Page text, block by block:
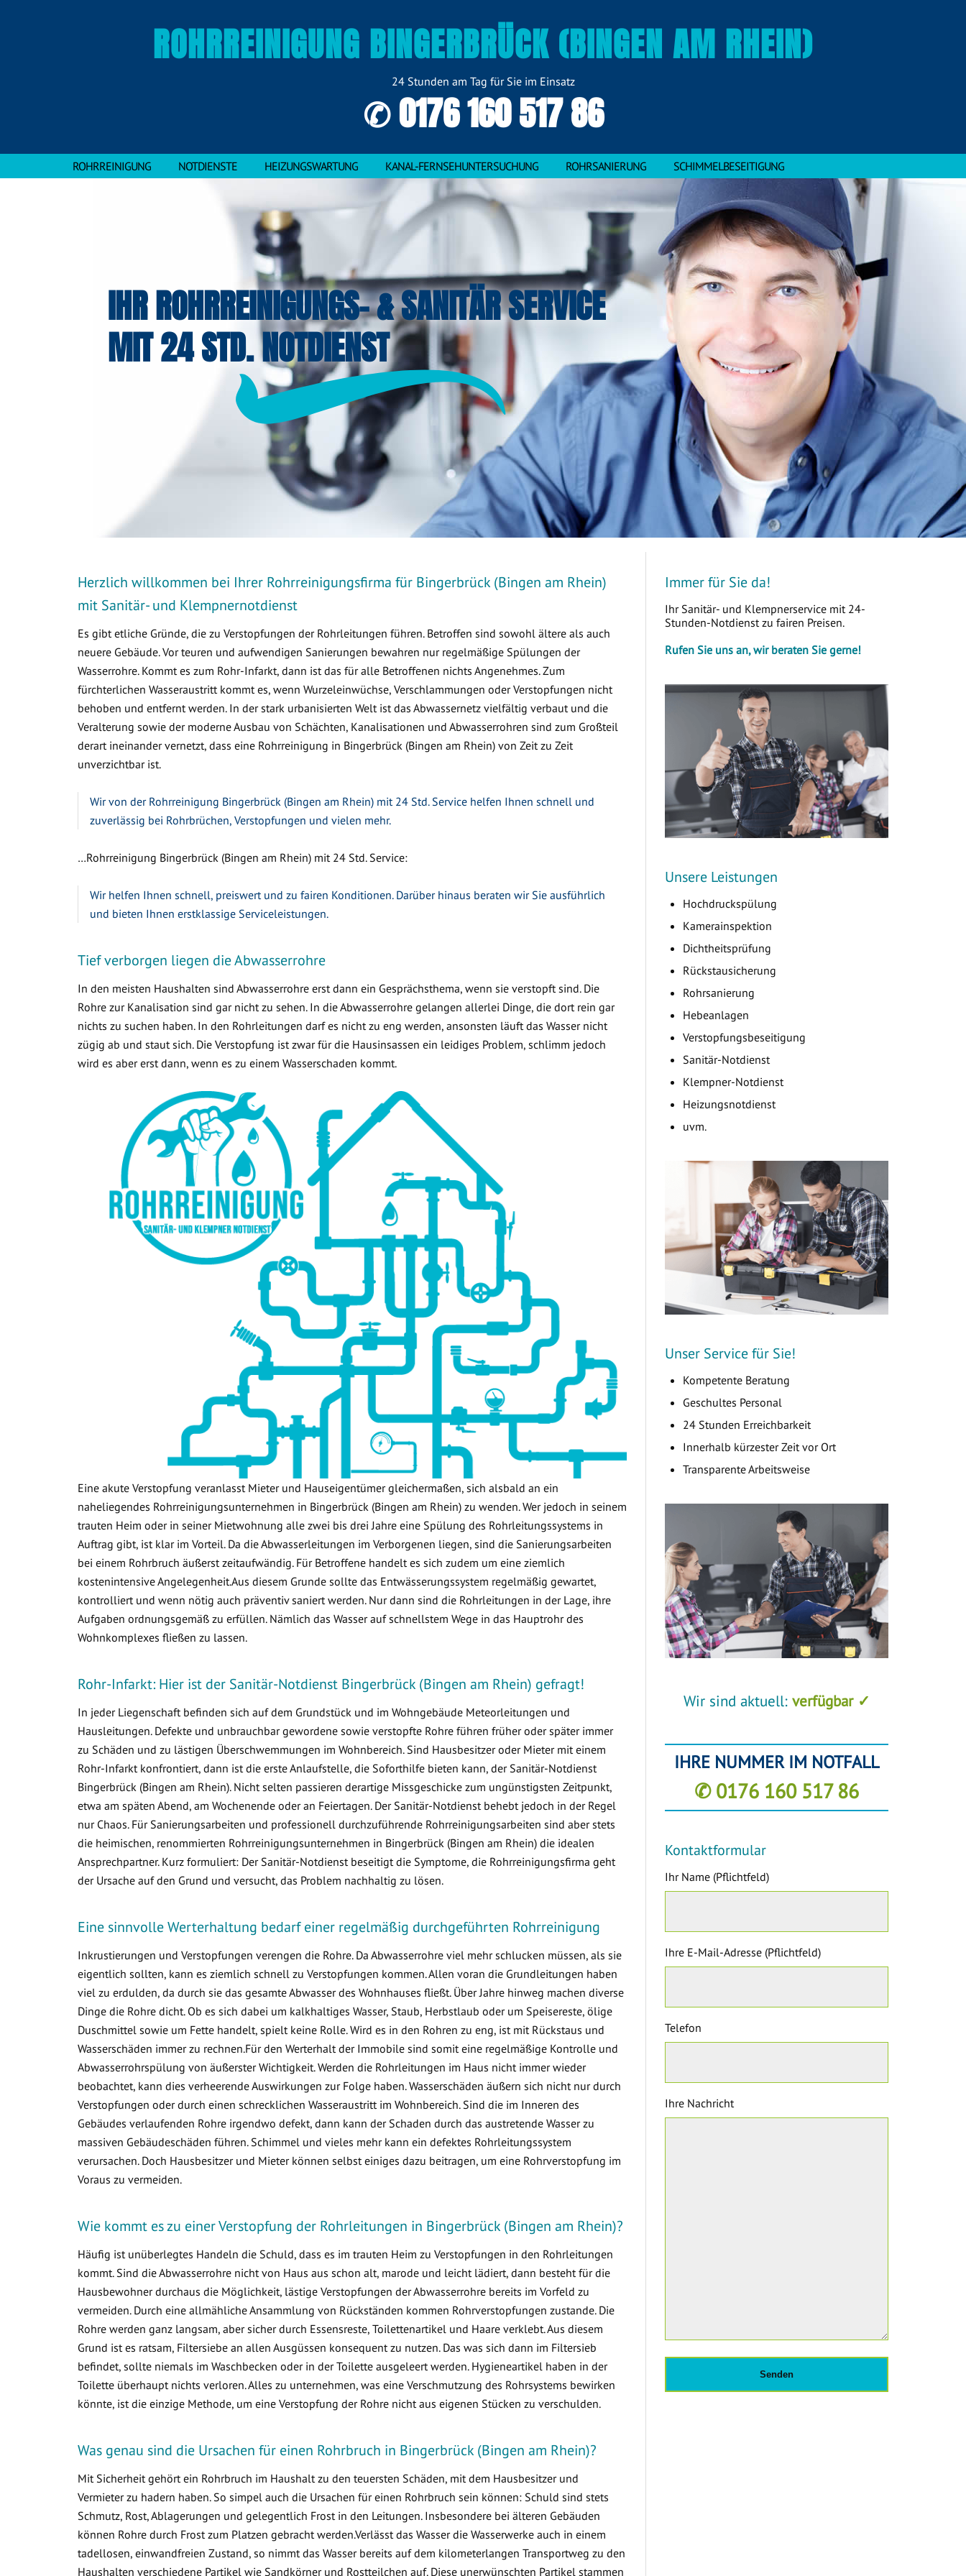
ROHRREINIGUNG BINGERBRÜCK (BINGEN AM RHEIN)
24 Stunden am Tag für Sie im Einsatz
✆ 0176 160 517 86
ROHRREINIGUNG NOTDIENSTE HEIZUNGSWARTUNG KANAL-FERNSEHUNTERSUCHUNG ROHRSANIERUNG SCHIMMELBESEITIGUNG
IHR ROHRREINIGUNGS- & SANITÄR SERVICE
MIT 24 STD. NOTDIENST
Herzlich willkommen bei Ihrer Rohrreinigungsfirma für Bingerbrück (Bingen am Rhein)
mit Sanitär- und Klempnernotdienst
Es gibt etliche Gründe, die zu Verstopfungen der Rohrleitungen führen. Betroffen sind sowohl ältere als auch
neuere Gebäude. Vor teuren und aufwendigen Sanierungen bewahren nur regelmäßige Spülungen der
Wasserrohre. Kommt es zum Rohr-Infarkt, dann ist das für alle Betroffenen nichts Angenehmes. Zum
fürchterlichen Wasseraustritt kommt es, wenn Wurzeleinwüchse, Verschlammungen oder Verstopfungen nicht
behoben und entfernt werden. In der stark urbanisierten Welt ist das Abwassernetz vielfältig verbaut und die
Veralterung sowie der moderne Ausbau von Schächten, Kanalisationen und Abwasserrohren sind zum Großteil
derart ineinander vernetzt, dass eine Rohrreinigung in Bingerbrück (Bingen am Rhein) von Zeit zu Zeit
unverzichtbar ist.
Wir von der Rohrreinigung Bingerbrück (Bingen am Rhein) mit 24 Std. Service helfen Ihnen schnell und
zuverlässig bei Rohrbrüchen, Verstopfungen und vielen mehr.
…Rohrreinigung Bingerbrück (Bingen am Rhein) mit 24 Std. Service:
Wir helfen Ihnen schnell, preiswert und zu fairen Konditionen. Darüber hinaus beraten wir Sie ausführlich
und bieten Ihnen erstklassige Serviceleistungen.
Tief verborgen liegen die Abwasserrohre
In den meisten Haushalten sind Abwasserrohre erst dann ein Gesprächsthema, wenn sie verstopft sind. Die
Rohre zur Kanalisation sind gar nicht zu sehen. In die Abwasserrohre gelangen allerlei Dinge, die dort rein gar
nichts zu suchen haben. In den Rohrleitungen darf es nicht zu eng werden, ansonsten läuft das Wasser nicht
zügig ab und staut sich. Die Verstopfung ist zwar für die Hausinsassen ein leidiges Problem, schlimm jedoch
wird es aber erst dann, wenn es zu einem Wasserschaden kommt.
Eine akute Verstopfung veranlasst Mieter und Hauseigentümer gleichermaßen, sich alsbald an ein
naheliegendes Rohrreinigungsunternehmen in Bingerbrück (Bingen am Rhein) zu wenden. Wer jedoch in seinem
trauten Heim oder in seiner Mietwohnung alle zwei bis drei Jahre eine Spülung des Rohrleitungssystems in
Auftrag gibt, ist klar im Vorteil. Da die Abwasserleitungen im Verborgenen liegen, sind die Sanierungsarbeiten
bei einem Rohrbruch äußerst zeitaufwändig. Für Betroffene handelt es sich zudem um eine ziemlich
kostenintensive Angelegenheit.Aus diesem Grunde sollte das Entwässerungssystem regelmäßig gewartet,
kontrolliert und wenn nötig auch präventiv saniert werden. Nur dann sind die Rohrleitungen in der Lage, ihre
Aufgaben ordnungsgemäß zu erfüllen. Nämlich das Wasser auf schnellstem Wege in das Hauptrohr des
Wohnkomplexes fließen zu lassen.
Rohr-Infarkt: Hier ist der Sanitär-Notdienst Bingerbrück (Bingen am Rhein) gefragt!
In jeder Liegenschaft befinden sich auf dem Grundstück und im Wohngebäude Meteorleitungen und
Hausleitungen. Defekte und unbrauchbar gewordene sowie verstopfte Rohre führen früher oder später immer
zu Schäden und zu lästigen Überschwemmungen im Wohnbereich. Sind Hausbesitzer oder Mieter mit einem
Rohr-Infarkt konfrontiert, dann ist die erste Anlaufstelle, die Soforthilfe bieten kann, der Sanitär-Notdienst
Bingerbrück (Bingen am Rhein). Nicht selten passieren derartige Missgeschicke zum ungünstigsten Zeitpunkt,
etwa am späten Abend, am Wochenende oder an Feiertagen. Der Sanitär-Notdienst behebt jedoch in der Regel
nur Chaos. Für Sanierungsarbeiten und professionell durchzuführende Rohrreinigungsarbeiten sind aber stets
die heimischen, renommierten Rohrreinigungsunternehmen in Bingerbrück (Bingen am Rhein) die idealen
Ansprechpartner. Kurz formuliert: Der Sanitär-Notdienst beseitigt die Symptome, die Rohrreinigungsfirma geht
der Ursache auf den Grund und versucht, das Problem nachhaltig zu lösen.
Eine sinnvolle Werterhaltung bedarf einer regelmäßig durchgeführten Rohrreinigung
Inkrustierungen und Verstopfungen verengen die Rohre. Da Abwasserrohre viel mehr schlucken müssen, als sie
eigentlich sollten, kann es ziemlich schnell zu Verstopfungen kommen. Allen voran die Grundleitungen haben
viel zu erdulden, da durch sie das gesamte Abwasser des Wohnhauses fließt. Über Jahre hinweg machen diverse
Dinge die Rohre dicht. Ob es sich dabei um kalkhaltiges Wasser, Staub, Herbstlaub oder um Speisereste, ölige
Duschmittel sowie um Fette handelt, spielt keine Rolle. Wird es in den Rohren zu eng, ist mit Rückstaus und
Wasserschäden immer zu rechnen.Für den Werterhalt der Immobile sind somit eine regelmäßige Kontrolle und
Abwasserrohrspülung von äußerster Wichtigkeit. Werden die Rohrleitungen im Haus nicht immer wieder
beobachtet, kann dies verheerende Auswirkungen zur Folge haben. Wasserschäden äußern sich nicht nur durch
Verstopfungen oder durch einen schrecklichen Wasseraustritt im Wohnbereich. Sind die im Inneren des
Gebäudes verlaufenden Rohre irgendwo defekt, dann kann der Schaden durch das austretende Wasser zu
massiven Gebäudeschäden führen. Schimmel und vieles mehr kann ein defektes Rohrleitungssystem
verursachen. Doch Hausbesitzer und Mieter können selbst einiges dazu beitragen, um eine Rohrverstopfung im
Voraus zu vermeiden.
Wie kommt es zu einer Verstopfung der Rohrleitungen in Bingerbrück (Bingen am Rhein)?
Häufig ist unüberlegtes Handeln die Schuld, dass es im trauten Heim zu Verstopfungen in den Rohrleitungen
kommt. Sind die Abwasserrohre nicht von Haus aus schon alt, marode und leicht lädiert, dann besteht für die
Hausbewohner durchaus die Möglichkeit, lästige Verstopfungen der Abwasserrohre bereits im Vorfeld zu
vermeiden. Durch eine allmähliche Ansammlung von Rückständen kommen Rohrverstopfungen zustande. Die
Rohre werden ganz langsam, aber sicher durch Essensreste, Toilettenartikel und Haare verklebt. Aus diesem
Grund ist es ratsam, Filtersiebe an allen Ausgüssen konsequent zu nutzen. Das was sich dann im Filtersieb
befindet, sollte niemals im Waschbecken oder in der Toilette ausgeleert werden. Hygieneartikel haben in der
Toilette überhaupt nichts verloren. Alles zu unternehmen, was eine Verschmutzung des Rohrsystems bewirken
könnte, ist die einzige Methode, um eine Verstopfung der Rohre nicht aus eigenen Stücken zu verschulden.
Was genau sind die Ursachen für einen Rohrbruch in Bingerbrück (Bingen am Rhein)?
Mit Sicherheit gehört ein Rohrbruch im Haushalt zu den teuersten Schäden, mit dem Hausbesitzer und
Vermieter zu hadern haben. So simpel auch die Ursachen für einen Rohrbruch sein können: Schuld sind stets
Schmutz, Rost, Ablagerungen und gelegentlich Frost in den Leitungen. Insbesondere bei älteren Gebäuden
können Rohre durch Frost zum Platzen gebracht werden.Verlässt das Wasser die Wasserwerke auch in einem
tadellosen, einwandfreien Zustand, so nimmt das Wasser bereits auf dem kilometerlangen Transportweg zu den
Haushalten verschiedene Partikel wie Sandkörner und Rostteilchen auf. Diese unerwünschten Partikel stammen
Immer für Sie da!
Ihr Sanitär- und Klempnerservice mit 24-
Stunden-Notdienst zu fairen Preisen.
Rufen Sie uns an, wir beraten Sie gerne!
Unsere Leistungen
Hochdruckspülung
Kamerainspektion
Dichtheitsprüfung
Rückstausicherung
Rohrsanierung
Hebeanlagen
Verstopfungsbeseitigung
Sanitär-Notdienst
Klempner-Notdienst
Heizungsnotdienst
uvm.
Unser Service für Sie!
Kompetente Beratung
Geschultes Personal
24 Stunden Erreichbarkeit
Innerhalb kürzester Zeit vor Ort
Transparente Arbeitsweise
Wir sind aktuell: verfügbar ✓
IHRE NUMMER IM NOTFALL
✆ 0176 160 517 86
Kontaktformular
Ihr Name (Pflichtfeld)
Ihre E-Mail-Adresse (Pflichtfeld)
Telefon
Ihre Nachricht